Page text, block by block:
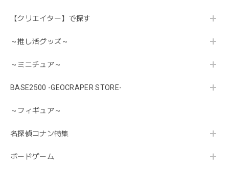
【クリエイター】で探す
～推し活グッズ～
～ミニチュア～
BASE2500 -GEOCRAPER STORE-
～フィギュア～
名探偵コナン特集
ボードゲーム